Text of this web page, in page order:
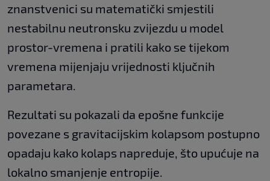
znanstvenici su matematički smjestili
nestabilnu neutronsku zvijezdu u model
prostor-vremena i pratili kako se tijekom
vremena mijenjaju vrijednosti ključnih
parametara.
Rezultati su pokazali da epošne funkcije
povezane s gravitacijskim kolapsom postupno
opadaju kako kolaps napreduje, što upućuje na
lokalno smanjenje entropije.